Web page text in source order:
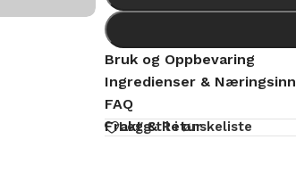
Bruk og Oppbevaring
Ingredienser &
FAQ
Frakt & Retur
Legg til i ønskeliste